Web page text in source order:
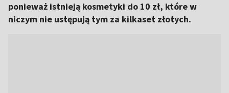
ponieważ istnieją kosmetyki do 10 zł, które w
niczym nie ustępują tym za kilkaset złotych.